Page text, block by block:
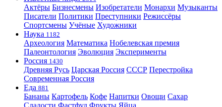
Актёры Бизнесмены Изобретатели Монархи Музыканты
Писатели Политики Преступники Режиссёры
Спортсмены Учёные Художники
Наука 1182
Археология Математика Нобелевская премия
Палеонтология Эволюция Эксперименты
Россия 1430
Древняя Русь Царская Россия СССР Перестройка
Современная Россия
Еда 881
Бананы Картофель Кофе Напитки Овощи Сахар
Сладости Фастфуд Фрукты Яйца